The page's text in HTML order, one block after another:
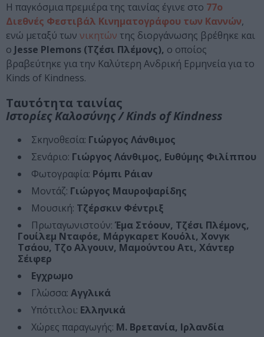
Η παγκόσμια πρεμιέρα της ταινίας έγινε στο 77ο
Διεθνές Φεστιβάλ Κινηματογράφου των Καννών,
ενώ μεταξύ των νικητών της διοργάνωσης βρέθηκε και
ο Jesse Plemons (Τζέσι Πλέμονς), ο οποίος
βραβεύτηκε για την Καλύτερη Ανδρική Ερμηνεία για το
Kinds of Kindness.
Ταυτότητα ταινίας
Ιστορίες Καλοσύνης / Kinds of Kindness
Σκηνοθεσία: Γιώργος Λάνθιμος
Σενάριο: Γιώργος Λάνθιμος, Ευθύμης Φιλίππου
Φωτογραφία: Ρόμπι Ράιαν
Μοντάζ: Γιώργος Μαυροψαρίδης
Μουσική: Τζέρσκιν Φέντριξ
Πρωταγωνιστούν: Έμα Στόουν, Τζέσι Πλέμονς,
Γουίλεμ Νταφόε, Μάργκαρετ Κουόλι, Χονγκ
Τσάου, Τζο Αλγουιν, Μαμούντου Ατι, Χάντερ
Σέιφερ
Εγχρωμο
Γλώσσα: Αγγλικά
Υπότιτλοι: Ελληνικά
Χώρες παραγωγής: Μ. Βρετανία, Ιρλανδία